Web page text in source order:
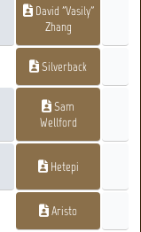
David "Vasily"
Zhang
Silverback
Sam
Wellford
Hetepi
Aristo